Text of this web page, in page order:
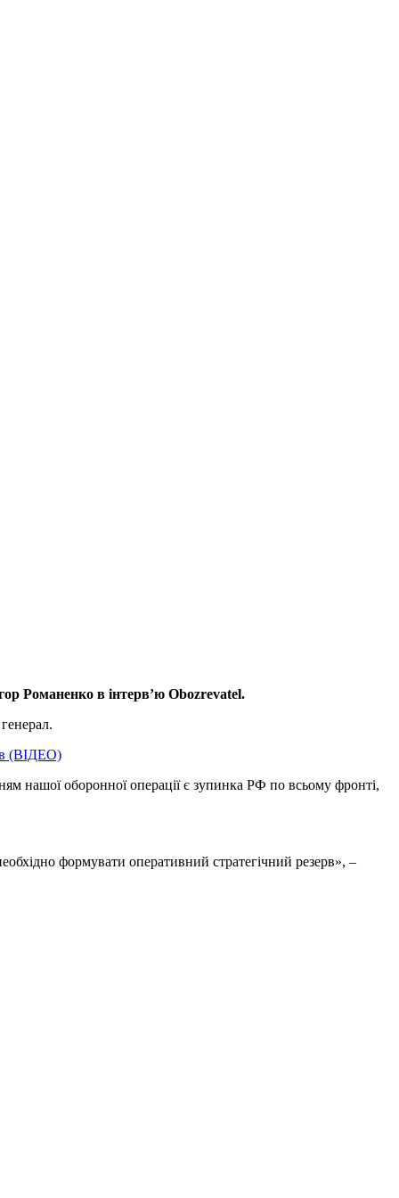
Романенко в інтерв’ю Obozrevatel.
(ВІДЕО)
нашої оборонної операції є зупинка РФ по всьому фронті,
формувати оперативний стратегічний резерв», –